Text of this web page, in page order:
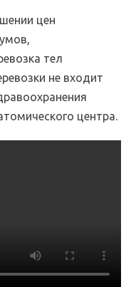
цен
тел
не входит
центра.